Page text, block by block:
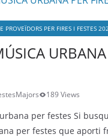
PROVEÏDORS PER FIRES I FESTES
189 Views
per festes Si
per festes que aporti